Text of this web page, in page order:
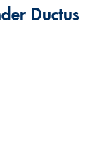
Ductus